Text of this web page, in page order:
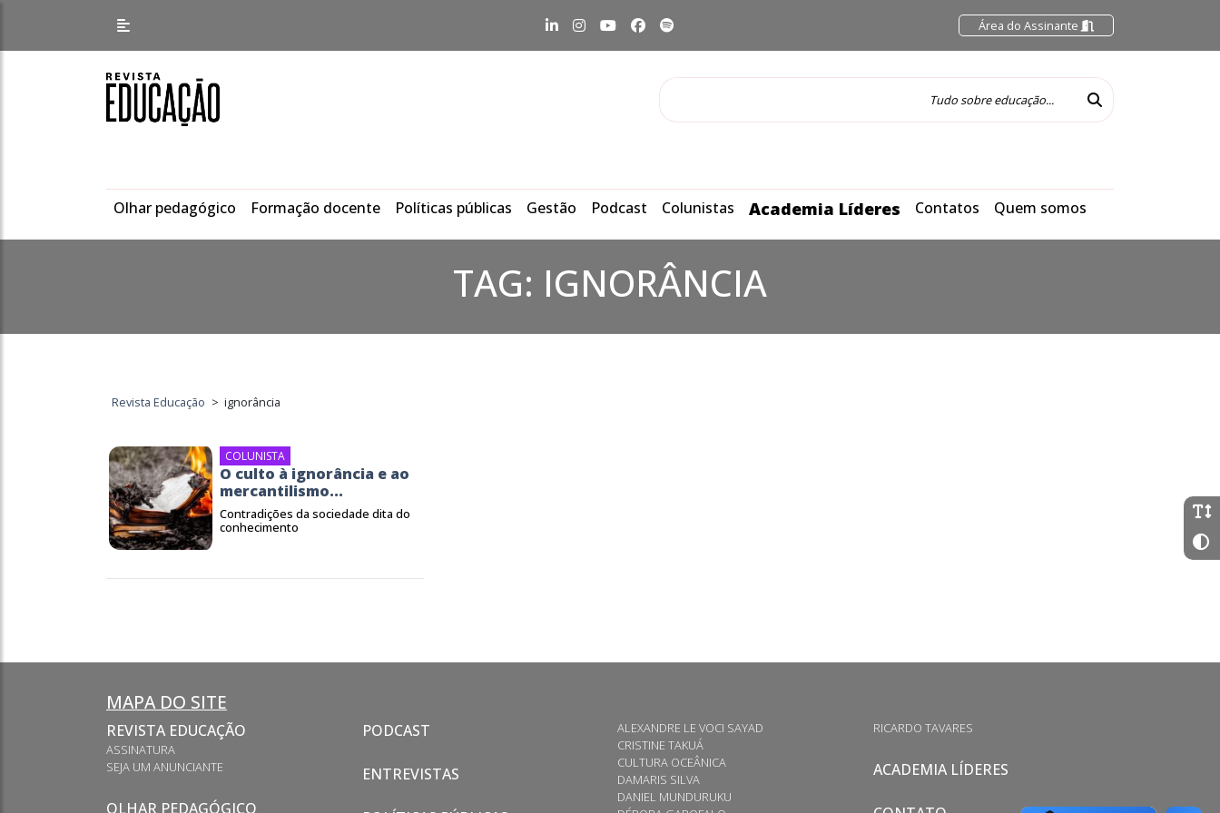
Área do Assinante
Olhar pedagógico Formação docente Políticas públicas Gestão Podcast Colunistas Academia Líderes Contatos Quem somos
TAG: IGNORÂNCIA
Revista Educação > ignorância
COLUNISTA
O culto à ignorância e ao
mercantilismo...
Contradições da sociedade dita do
conhecimento
MAPA DO SITE
REVISTA EDUCAÇÃO
ASSINATURA
SEJA UM ANUNCIANTE
OLHAR PEDAGÓGICO
PODCAST
ENTREVISTAS
ALEXANDRE LE VOCI SAYAD
CRISTINE TAKUÁ
CULTURA OCEÂNICA
DAMARIS SILVA
DANIEL MUNDURUKU
RICARDO TAVARES
ACADEMIA LÍDERES